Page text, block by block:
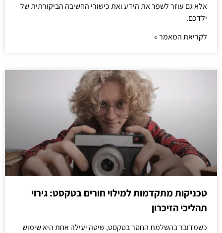
אלא גם עוזר לשפר את הידע ואת כישורי החשיבה הביקורתית של
ילדכם.
לקריאת המאמר »
טכניקות מתקדמות למילוי חורים בטקסט: גירוי
תהליכי הזיכרון
כשמדובר בהשלמת החסר בטקסט, שיטה יעילה אחת היא שימוש